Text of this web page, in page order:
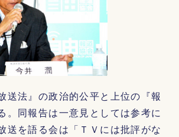
送法』の政治的公平と上位の『報
。同報告は一意見としては参考に
送を語る会は「ＴＶには批評がな